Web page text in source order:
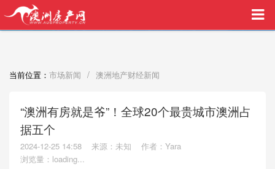
买家中介VIP服务，助您安心购房
当前位置： 市场新闻 / 澳洲地产财经新闻
“澳洲有房就是爷”！全球20个最贵城市澳洲占
据五个
2024-12-25 14:58 来源：未知
作者：Yara
浏览量： loading...